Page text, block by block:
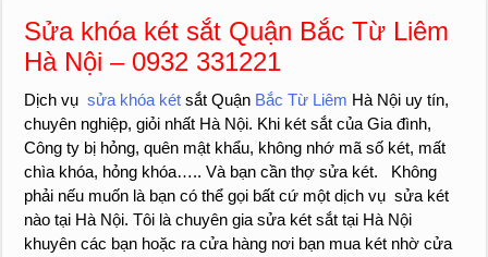
Sửa khóa két sắt Quận Bắc Từ Liêm
Hà Nội – 0932 331221
Dịch vụsửa khóa kétsắt Quận Bắc Từ Liêm Hà Nội uy tín,
chuyên nghiệp, giỏi nhất Hà Nội. Khi két sắt của Gia đình,
Công ty bị hỏng, quên mật khẩu, không nhớ mã số két, mất
chìa khóa, hỏng khóa….. Và bạn cần thợ sửa két. Không
phải nếu muốn là bạn có thể gọi bất cứ một dịch vụ sửa két
nào tại Hà Nội. Tôi là chuyên gia sửa két sắt tại Hà Nội
khuyên các bạn hoặc ra cửa hàng nơi bạn mua két nhờ cửa